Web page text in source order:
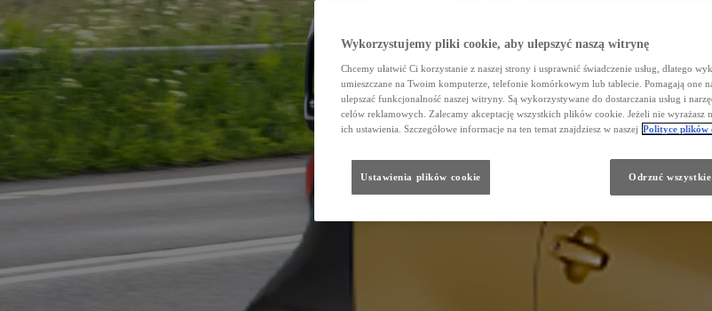
Wykorzystujemy pliki cookie, aby ulepszyć naszą witrynę
Chcemy ułatwić Ci korzystanie z naszej strony i usprawnić świadczenie usług, dlatego
umieszczane na Twoim komputerze, telefonie komórkowym lub tablecie. Pomagają one
ulepszać funkcjonalność naszej witryny. Są wykorzystywane do dostarczania usług i
celów reklamowych. Zalecamy akceptację wszystkich plików cookie. Jeżeli nie wyrażasz
ich ustawienia. Szczegółowe informacje na ten temat znajdziesz w naszej Polityce plików
Odrzuć wszystkie
Ustawienia plików cookie